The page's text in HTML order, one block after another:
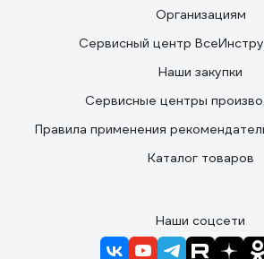
Организациям
Сервисный центр
Наши закупки
Сервисные центры
Правила применения
Каталог товаров
Наши соцсети